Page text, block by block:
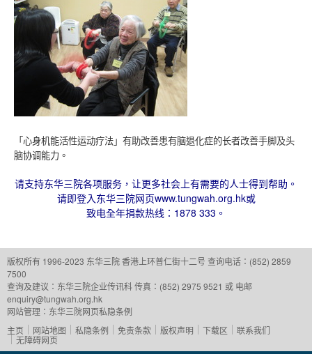
「心身机能活性运动疗法」有助改善患有脑退化症的长者改善手脚及头
脑协调能力。
请支持东华三院各项服务，让更多社会上有需要的人士得到帮助。
请即登入东华三院网页www.tungwah.org.hk或
致电全年捐款热线：1878 333。
版权所有 1996-2023 东华三院香港上环普仁街十二号 查询电话：(852) 2859
7500
查询及建议： 东华三院企业传讯科传真：(852) 2975 9521 或 电邮
enquiry@tungwah.org.hk
网站管理： 东华三院网页私隐条例
主页
网站地图 私隐条例 免责条款 版权声明 下载区
联系我们
无障碍网页